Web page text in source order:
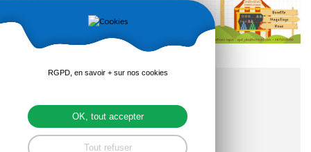
à partir de 12 heures.
RGPD, en savoir + sur nos cookies
OK, tout accepter
Tout refuser